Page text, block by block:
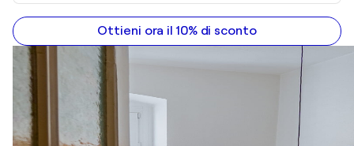
Ottieni ora il 10% di sconto